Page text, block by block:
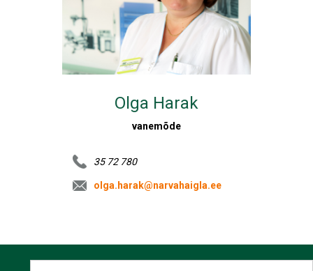
Olga Harak
vanemõde
35 72 780
olga.harak@narvahaigla.ee